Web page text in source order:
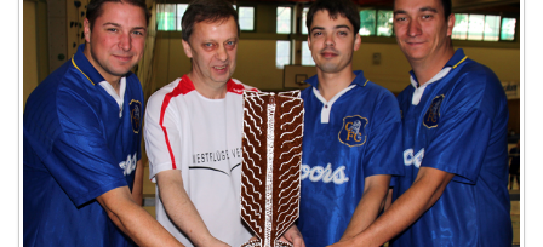
Kontakt
Links
Impressum